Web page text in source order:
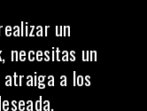
un
necesitas un
a los